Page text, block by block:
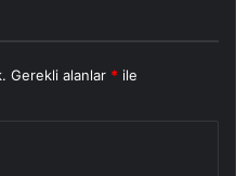
Gerekli alanlar * ile